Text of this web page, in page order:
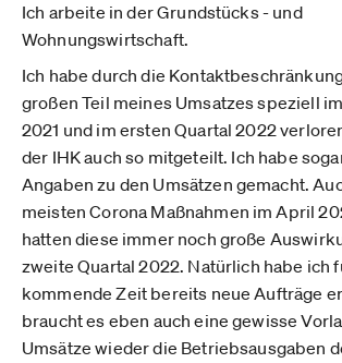
Ich arbeite in der Grundstücks - und
Wohnungswirtschaft.
Ich habe durch die
großen Teil meines Umsatzes speziell
2021 und im ersten Quartal 2022
der IHK auch so mitgeteilt. Ich habe
Angaben zu den Umsätzen gemacht.
meisten Corona Maßnahmen im April
hatten diese immer noch große
zweite Quartal 2022. Natürlich habe ich
kommende Zeit bereits neue Aufträge
braucht es eben auch eine gewisse
Umsätze wieder die Betriebsausgaben